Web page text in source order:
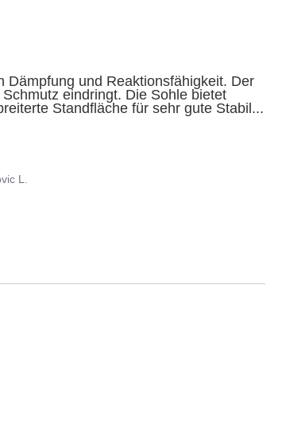
Dämpfung und Reaktionsfähigkeit. Der
eindringt. Die Sohle bietet
Standfläche für sehr gute Stabil ...
L.